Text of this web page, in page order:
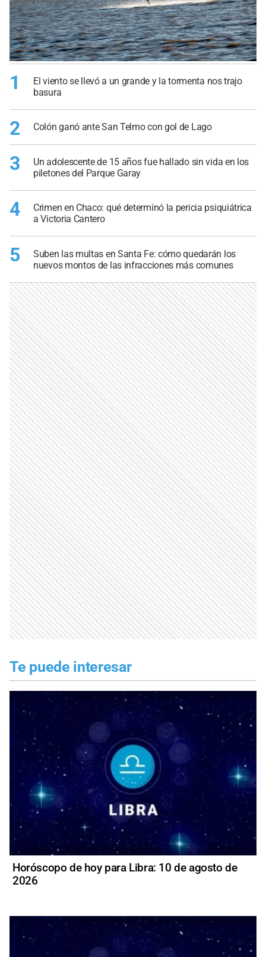
1
El viento se llevó a un grande y la tormenta nos trajo
basura
2 Colón ganó ante San Telmo con gol de Lago
3
Un adolescente de 15 años fue hallado sin vida en los
piletones del Parque Garay
4
Crimen en Chaco: qué determinó la pericia psiquiátrica
a Victoria Cantero
5
Suben las multas en Santa Fe: cómo quedarán los
nuevos montos de las infracciones más comunes
Te puede interesar
Horóscopo de hoy para Libra: 10 de agosto de
2026